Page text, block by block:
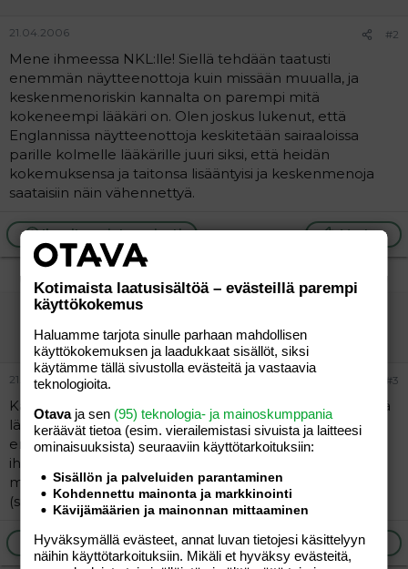
21.04.2006 #2
Mene ihmeessa NKL:lle! Siellä tehdään taatusti
enemmän näytteenottoja kuin missään muualla, ja
keskenmenoriskin kannalta on parempi mitä
kokeneempi lääkäri on. Olen joskus lukenut, että
Englannissa näytteenottoja keskitetään sairaaloissa
parille kolmelle lääkärille juuri siksi, että heidän
kokemuksensa ja taitonsa lisääntyisi ja keskenmenoja
saataisiin näin vähennettyä.
Vastaa
Ilmoita asiaton viesti
taustalla
Aktiivinen jäsen
21.04.2006 #3
Kävin yksityisesti istukkabiopsiassa eräällä helsinkiläisellä
lääkäriasemalla, ja tutkimuksen suorittanut lääkäri on
eräs NKL:n lääkäreistä. Kaikki meni hyvin, eli mene
ihmeessä NKL:n tutkimukseen jos kerran sellainen
mahdollisuus on. Yksityisesti kyseinen tutkimus maksoi
(siis Kelan korvauksen jälkeen) n. 450e...
Vastaa
Ilmoita asiaton viesti
Kotimaista laatusisältöä – evästeillä parempi
käyttökokemus
Haluamme tarjota sinulle parhaan mahdollisen
käyttökokemuksen ja laadukkaat sisällöt, siksi
käytämme tällä sivustolla evästeitä ja vastaavia
teknologioita.
Otavaja sen (95) teknologia- ja mainoskumppania
keräävät tietoa (esim. vierailemis­tasi sivuista ja laitteesi
ominaisuuk­sista) seuraaviin käyttötarkoituksiin:
Sisällön ja palveluiden parantaminen
Kohdennettu mainonta ja markkinointi
Kävijämäärien ja mainonnan mittaaminen
Hyväksymällä evästeet, annat luvan tietojesi käsittelyyn
näihin käyttötarkoituksiin. Mikäli et hyväksy evästeitä,